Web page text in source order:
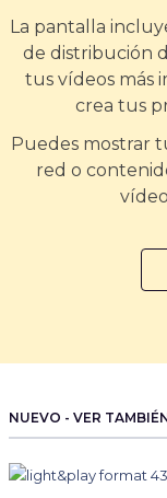
La pantalla
de distribución
tus vídeos más
crea tus
Puedes mostrar
red o
NUEVO - VER